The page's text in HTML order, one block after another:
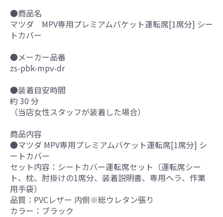
●商品名
マツダ MPV専用プレミアムバケット運転席[1席分] シー
トカバー
●メーカー品番
zs-pbk-mpv-dr
●装着目安時間
約 30 分
（当店女性スタッフが装着した場合）
商品内容
●マツダ MPV専用プレミアムバケット運転席[1席分] シ
ートカバー
セット内容：シートカバー運転席セット（運転席シー
ト、枕、肘掛けの1席分、装着説明書、専用ヘラ、作業
用手袋）
品質：PVCレザー 内側※総ウレタン張り
カラー：ブラック